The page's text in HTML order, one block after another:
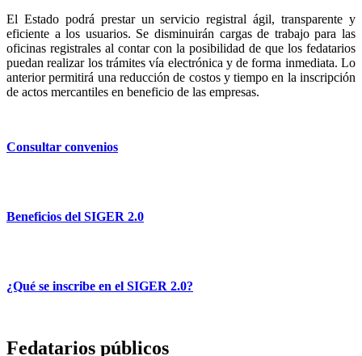
El Estado podrá prestar un servicio registral ágil, transparente y
eficiente a los usuarios. Se disminuirán cargas de trabajo para las
oficinas registrales al contar con la posibilidad de que los fedatarios
puedan realizar los trámites vía electrónica y de forma inmediata. Lo
anterior permitirá una reducción de costos y tiempo en la inscripción
de actos mercantiles en beneficio de las empresas.
Consultar convenios
Beneficios del SIGER 2.0
¿Qué se inscribe en el SIGER 2.0?
Fedatarios públicos